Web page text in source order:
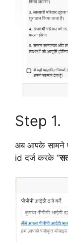
Step 1.
अब आपके सामने
id दर्ज करके “